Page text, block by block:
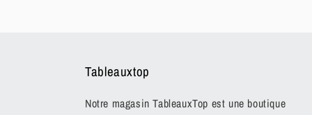
Tableauxtop
Notre magasin TableauxTop est une boutique